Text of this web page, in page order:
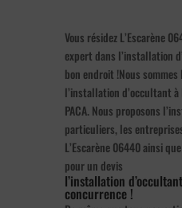
Vous résidez L’Escarène
expert dans l’installation
bon endroit !Nous
l’installation d’occultant à
PACA. Nous proposons
particuliers, les
L’Escarène 06440 ainsi
pour un devis
l’installation
concurrence !